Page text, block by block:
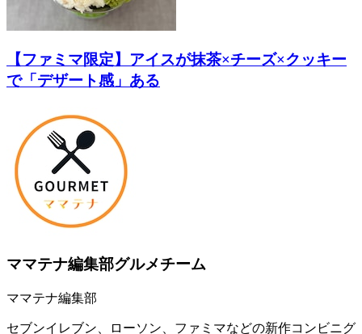
【ファミマ限定】アイスが抹茶×チーズ×クッキー
で「デザート感」ある
ママテナ編集部グルメチーム
ママテナ編集部
セブンイレブン、ローソン、ファミマなどの新作コンビニグ